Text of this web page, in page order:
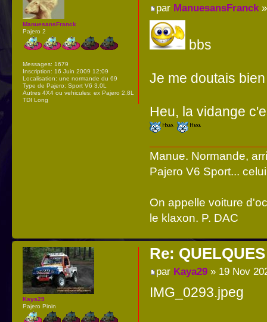
par ManuesansFranck»
bbs
Je me doutais
Heu, la vidange
Manue. Normande,
Pajero V6 Sport...
On appelle voiture
le klaxon. P. DAC
ManuesansFranck
Pajero 2
Messages: 1679
Inscription: 16 Juin 2009 12:09
Localisation: une normande du 69
Type de Pajero: Sport V6 3,0L
Autres 4X4 ou vehicules: ex Pajero 2,8L
TDI Long
Re:
par Kaya29» 19 Nov
IMG_0293.jpeg
Kaya29
Pajero Pinin